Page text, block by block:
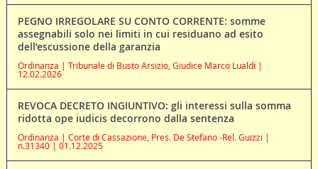
PEGNO IRREGOLARE SU CONTO CORRENTE: somme
assegnabili solo nei limiti in cui residuano ad esito
dell’escussione della garanzia
Ordinanza | Tribunale di Busto Arsizio, Giudice Marco Lualdi |
12.02.2026
REVOCA DECRETO INGIUNTIVO: gli interessi sulla somma
ridotta ope iudicis decorrono dalla sentenza
Ordinanza | Corte di Cassazione, Pres. De Stefano -Rel. Guizzi |
n.31340 | 01.12.2025